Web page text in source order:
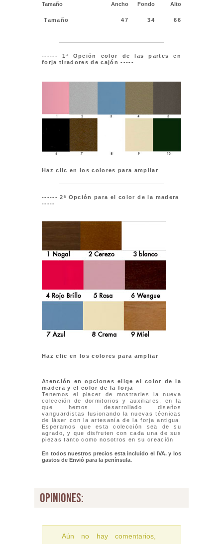
Tamaño Ancho Fondo Alto
Tamaño 47 34 66
------ 1ª Opción color de las partes en
forja tiradores de cajón -----
Haz clic en los colores para ampliar
------ 2ª Opción para el color de la madera
-----
Haz clic en los colores para ampliar
Atención en opciones elige el color de la
madera y el color de la forja
Tenemos el placer de mostrarles la nueva
colección de dormitorios y auxiliares, en la
que hemos desarrollado diseños
vanguardistas fusionando la nuevas técnicas
de láser con la artesanía de la forja antigua.
Esperamos que esta colección sea de su
agrado, y que disfruten con cada una de sus
piezas tanto como nosotros en su creación
En todos nuestros precios esta incluido el IVA. y los
gastos de Envió para la península.
opiniones:
Aún no hay comentarios,